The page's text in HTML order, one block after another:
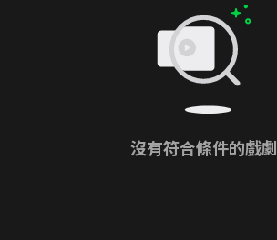
沒有符合條件的戲劇